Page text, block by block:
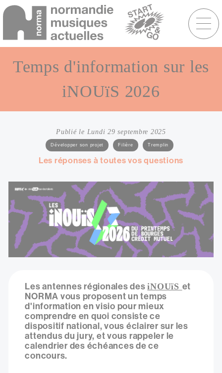
contenu
Menu
raccourcis
Temps d'information sur les
iNOUïS 2026
Publié le Lundi 29 septembre 2025
Catégories Développer son projet Filière Tremplin
Les réponses à toutes vos questions
Les antennes régionales desiNOUïS et
NORMA vous proposent un temps
d'information en visio pour mieux
comprendre en quoi consiste ce
dispositif national, vous éclairer sur les
attendus du jury, et vous rappeler le
calendrier des échéances de ce
concours.